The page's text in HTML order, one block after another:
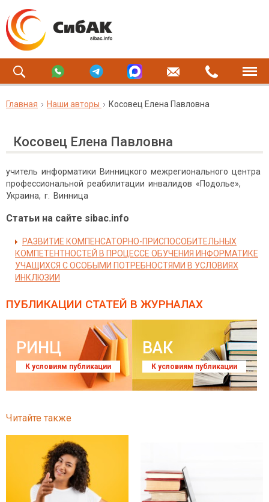
Главная Наши авторы Косовец Елена Павловна
Косовец Елена Павловна
учитель информатики Винницкого межрегионального центра
профессиональной реабилитации инвалидов «Подолье»,
Украина, г. Винница
Статьи на сайте sibac.info
РАЗВИТИЕ КОМПЕНСАТОРНО-ПРИСПОСОБИТЕЛЬНЫХ
КОМПЕТЕНТНОСТЕЙ В ПРОЦЕССЕ ОБУЧЕНИЯ ИНФОРМАТИКЕ
УЧАЩИХСЯ С ОСОБЫМИ ПОТРЕБНОСТЯМИ В УСЛОВИЯХ
ИНКЛЮЗИИ
ПУБЛИКАЦИИ СТАТЕЙ В ЖУРНАЛАХ
РИНЦ
К условиям публикации
ВАК
К условиям публикации
Читайте также